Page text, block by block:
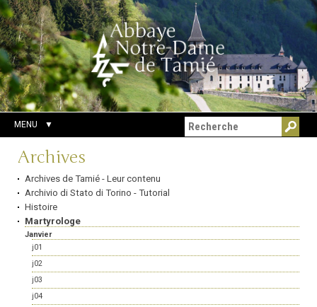
Aller
au
contenu.
|
Aller
à
la
navigation
Outils
personnels
Chercher par
Recherche
avancée…
MENU
Navigation
Archives
Archives de Tamié - Leur contenu
Archivio di Stato di Torino - Tutorial
Histoire
Martyrologe
Janvier
j01
j02
j03
j04